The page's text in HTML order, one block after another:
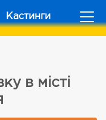
Кастинги
в місті